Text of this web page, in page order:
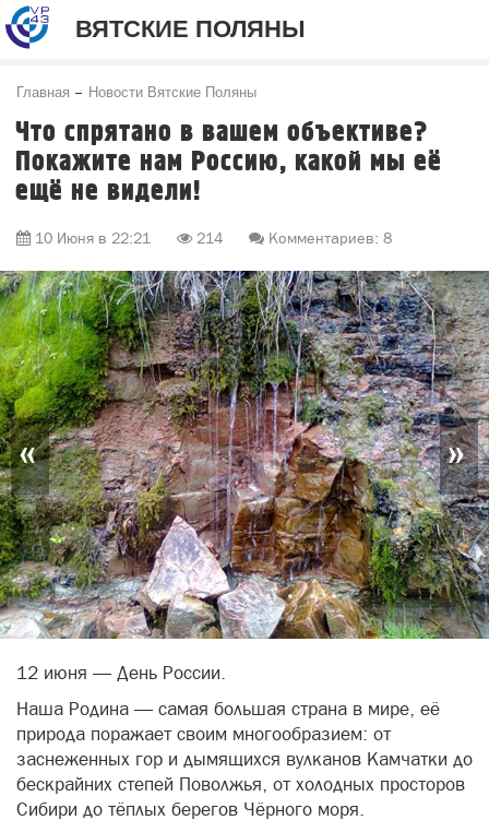
ВЯТСКИЕ ПОЛЯНЫ
Главная Новости Вятские Поляны
Что спрятано в вашем объективе?
Покажите нам Россию, какой мы её
ещё не видели!
10 Июня в 22:21 214 Комментариев: 8
« »
12 июня — День России.
Наша Родина — самая большая страна в мире, её
природа поражает своим многообразием: от
заснеженных гор и дымящихся вулканов Камчатки до
бескрайних степей Поволжья, от холодных просторов
Сибири до тёплых берегов Чёрного моря.